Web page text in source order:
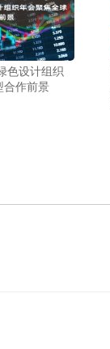
色设计组织
合作前景